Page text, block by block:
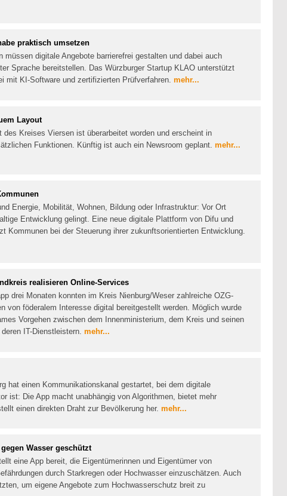
praktisch umsetzen
müssen digitale Angebote barrierefrei gestalten und dabei auch
Sprache bereitstellen. Das Würzburger Startup KLAO unterstützt
mit KI-Software und zertifizierten Prüfverfahren. mehr...
Layout
des Kreises Viersen ist überarbeitet worden und erscheint in
Funktionen. Künftig ist auch ein Newsroom geplant. mehr...
Energie, Mobilität, Wohnen, Bildung oder Infrastruktur: Vor Ort
Entwicklung gelingt. Eine neue digitale Plattform von Difu und
Kommunen bei der Steuerung ihrer zukunftsorientierten Entwicklung.
realisieren Online-Services
drei Monaten konnten im Kreis Nienburg/Weser zahlreiche OZG-
von föderalem Interesse digital bereitgestellt werden. Möglich wurde
Vorgehen zwischen dem Innenministerium, dem Kreis und seinen
IT-Dienstleistern. mehr...
hat einen Kommunikationskanal gestartet, bei dem digitale
ist: Die App macht unabhängig von Algorithmen, bietet mehr
einen direkten Draht zur Bevölkerung her. mehr...
Wasser geschützt
eine App bereit, die Eigentümerinnen und Eigentümer von
durch Starkregen oder Hochwasser einzuschätzen. Auch
um eigene Angebote zum Hochwasserschutz breit zu